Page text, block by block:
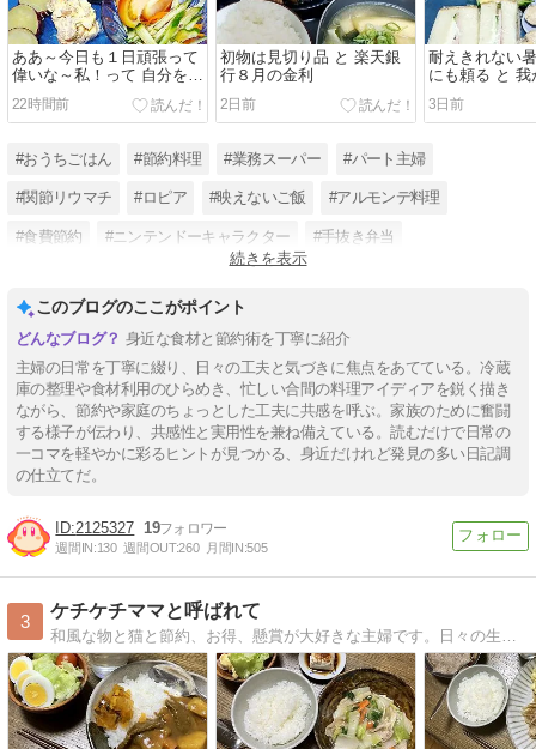
ああ～今日も１日頑張って
偉いな～私！って 自分を褒
めて１日を終えたい
22時間前
初物は見切り品 と 楽天銀
行８月の金利
2日前
耐えきれない
にも頼る と 我
生が買った洋服
3日前
#おうちごはん #節約料理 #業務スーパー #パート主婦
#関節リウマチ #ロピア #映えないご飯 #アルモンデ料理
#食費節約 #ニンテンドーキャラクター #手抜き弁当
続きを表示
このブログのここがポイント
身近な食材と節約術を丁寧に紹介
主婦の日常を丁寧に綴り、日々の工夫と気づきに焦点をあてている。冷蔵
庫の整理や食材利用のひらめき、忙しい合間の料理アイディアを鋭く描き
ながら、節約や家庭のちょっとした工夫に共感を呼ぶ。家族のために奮闘
する様子が伝わり、共感性と実用性を兼ね備えている。読むだけで日常の
一コマを軽やかに彩るヒントが見つかる、身近だけれど発見の多い日記調
の仕立てだ。
2125327 19
週間IN:130 週間OUT:260 月間IN:505
3
ケチケチママと呼ばれて
和風な物と猫と節約、お得、懸賞が大好きな主婦です。日々の生活でのお得や節約術、オススメ日用品を紹介しています。